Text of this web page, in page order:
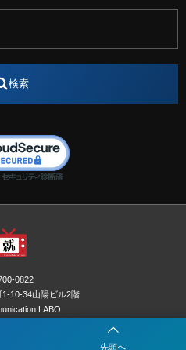
先頭へ
エスタカヤ電子工業
カイタック
ーエンス解剖
ョップ
プロペラ株式会社
清心
パーソナルカラー診断
検索
0822
1-10-34山陽ビル2階
問合わせはこちら